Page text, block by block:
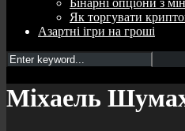
Бінарні опціони з
Як торгувати
Азартні ігри на гроші
Міхаель